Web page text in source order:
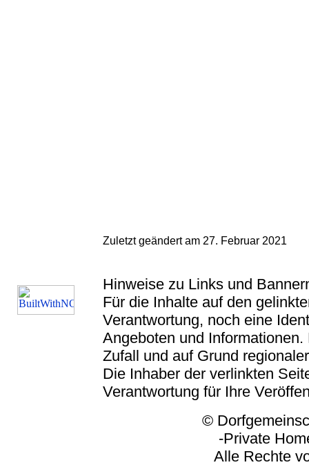
Zuletzt geändert am 27. Februar 2021
Hinweise zu Links und
Für die Inhalte auf den
Verantwortung, noch eine
Angeboten und
Zufall und auf Grund
Die Inhaber der verlinkten
Verantwortung für Ihre
© Dorfgemeinschaft
-Private
Alle Rechte